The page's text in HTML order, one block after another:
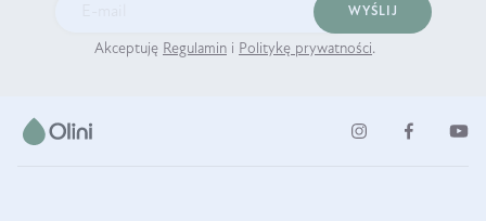
WYŚLIJ
Akceptuję Regulamin i Politykę prywatności.